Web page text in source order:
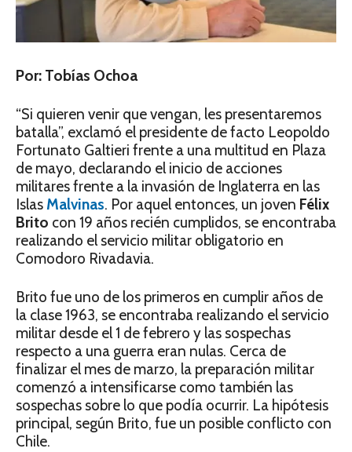
Por: Tobías Ochoa
“Si quieren venir que vengan, les presentaremos
batalla”, exclamó el presidente de facto Leopoldo
Fortunato Galtieri frente a una multitud en Plaza
de mayo, declarando el inicio de acciones
militares frente a la invasión de Inglaterra en las
Islas Malvinas. Por aquel entonces, un joven Félix
Brito con 19 años recién cumplidos, se encontraba
realizando el servicio militar obligatorio en
Comodoro Rivadavia.
Brito fue uno de los primeros en cumplir años de
la clase 1963, se encontraba realizando el servicio
militar desde el 1 de febrero y las sospechas
respecto a una guerra eran nulas. Cerca de
finalizar el mes de marzo, la preparación militar
comenzó a intensificarse como también las
sospechas sobre lo que podía ocurrir. La hipótesis
principal, según Brito, fue un posible conflicto con
Chile.